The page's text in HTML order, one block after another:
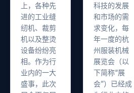
上，各种先
进的工业缝
纫机、裁剪
机以及整烫
设备纷纷亮
相。作为行
业内的一大
盛事，此次
科技的发展
和市场的需
求变化，每
年一度的杭
州服装机械
展览会（以
下简称“展
会”）已经成